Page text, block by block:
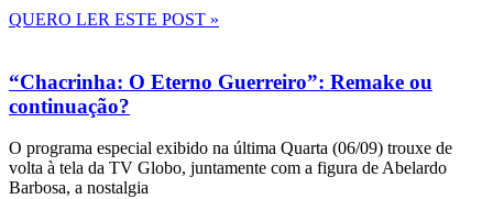
QUERO LER ESTE POST »
“Chacrinha: O Eterno Guerreiro”: Remake ou
continuação?
O programa especial exibido na última Quarta (06/09) trouxe de
volta à tela da TV Globo, juntamente com a figura de Abelardo
Barbosa, a nostalgia